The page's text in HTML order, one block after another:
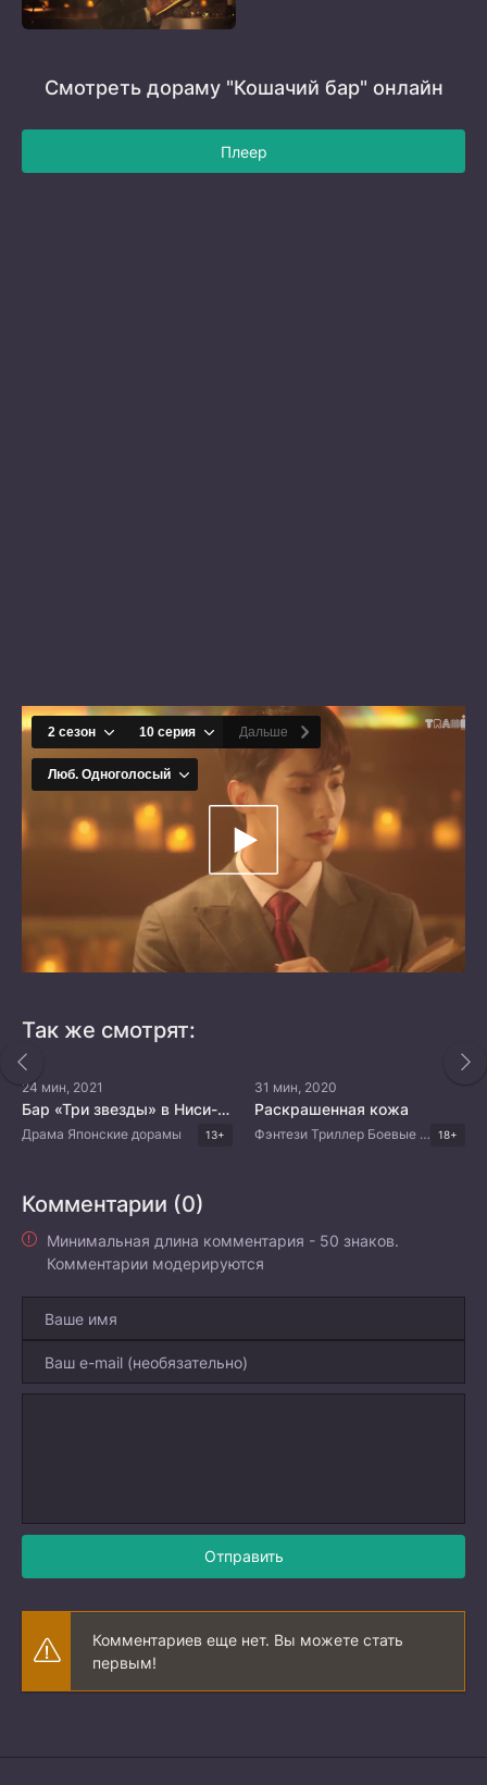
Смотреть дораму "Кошачий бар" онлайн
Плеер
Так же смотрят:
24 мин, 2021
Бар «Три звезды» в Ниси-Окигубо
Драма Японские дорамы 13+
31 мин, 2020
Раскрашенная кожа
Фэнтези Триллер Боевые искусства Китайские дорамы 18+
Комментарии (0)
Минимальная длина комментария - 50 знаков.
Комментарии модерируются
Отправить
Комментариев еще нет. Вы можете стать
первым!